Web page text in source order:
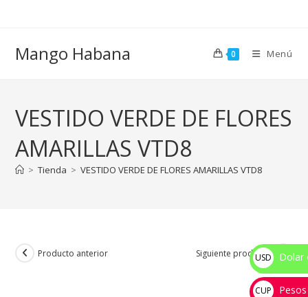
Mango Habana 0 Menú
VESTIDO VERDE DE FLORES
AMARILLAS VTD8
> Tienda > VESTIDO VERDE DE FLORES AMARILLAS VTD8
Producto anterior Siguiente producto
USD
$
Dolar
CUP
Pesos